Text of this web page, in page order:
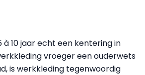
à 10 jaar echt een kentering in
vroeger een ouderwets
is werkkleding tegenwoordig